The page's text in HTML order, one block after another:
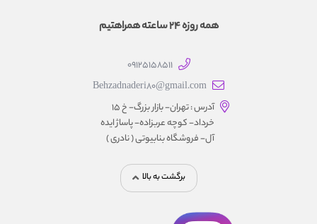
همه روزه 24 ساعته همراهتیم
09125158511
Behzadnaderi80@gmail.com
آدرس : تهران- بازار بزرگ- خ ۱۵
خرداد- کوچه عربزاده- پاساژ ایده
آل- فروشگاه بنابیوتی ( نادری )
برگشت به بالا